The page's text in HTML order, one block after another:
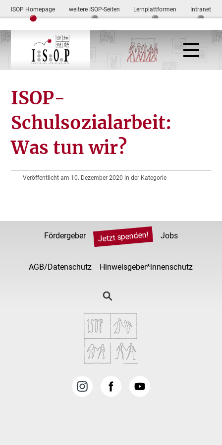
ISOP Homepage weitere ISOP-Seiten Lernplattformen Intranet
ISOP-
Schulsozialarbeit:
Was tun wir?
Veröffentlicht am 10. Dezember 2020 in der Kategorie
Fördergeber Jetzt spenden! Jobs
AGB/Datenschutz Hinweisgeber*innenschutz